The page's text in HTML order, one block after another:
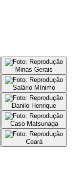
Minas Gerais
Salário Mínimo
Danilo Henrique
Caso Matsunaga
Ceará